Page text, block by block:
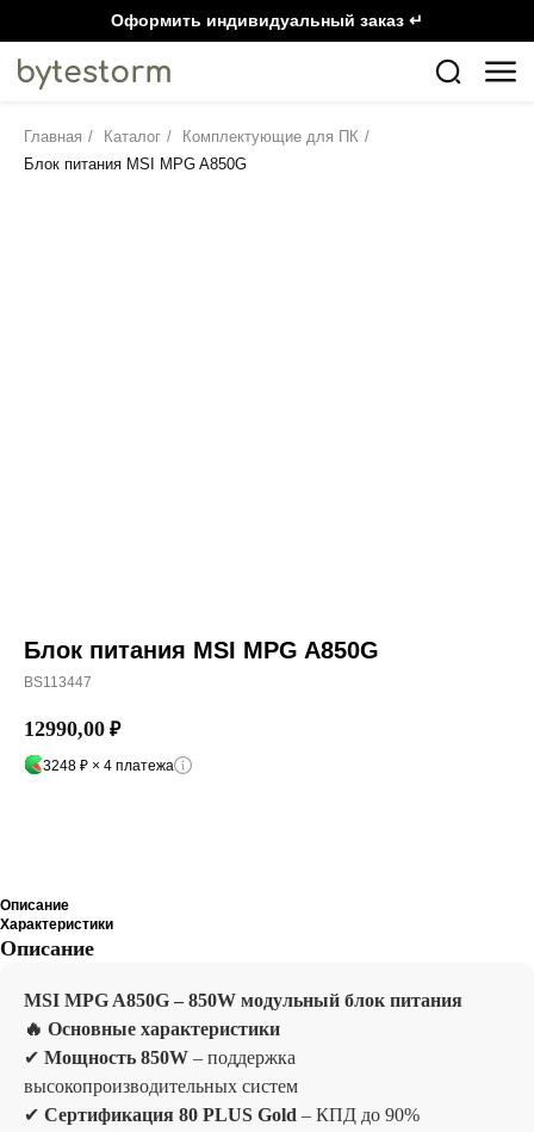
Оформить индивидуальный заказ ↵
Главная / Каталог / Комплектующие для ПК /
Блок питания MSI MPG A850G
Блок питания MSI MPG A850G
BS113447
12990,00 ₽
3248 ₽ × 4 платежа
Описание
Характеристики
Описание
MSI MPG A850G – 850W модульный блок питания
🔥 Основные характеристики
✔ Мощность 850W – поддержка
высокопроизводительных систем
✔ Сертификация 80 PLUS Gold – КПД до 90%